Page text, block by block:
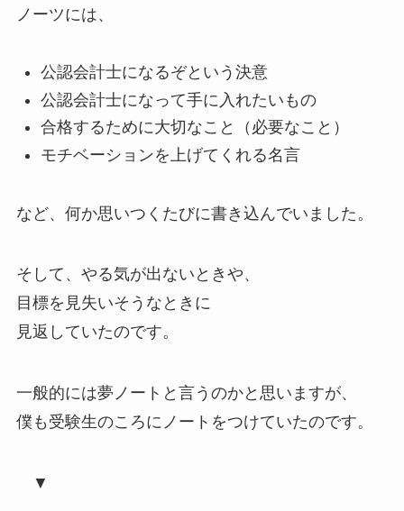
ノーツには、
公認会計士になるぞという決意
公認会計士になって手に入れたいもの
合格するために大切なこと（必要なこと）
モチベーションを上げてくれる名言
など、何か思いつくたびに書き込んでいました。
そして、やる気が出ないときや、
目標を見失いそうなときに
見返していたのです。
一般的には夢ノート と言うのかと思いますが、
僕も受験生のころにノートをつけていたのです。
▼